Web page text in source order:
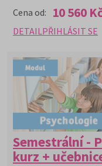
Cena od: 10 560
DETAILPŘIHLÁSIT SE
Semestrální -
kurz +